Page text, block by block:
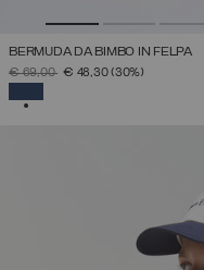
BERMUDA DA BIMBO IN FELPA
PREZZO RIDOTTO DA
€ 69,00A€ 48,30(30%)